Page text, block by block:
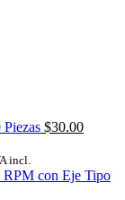
$30.00
incl.
con Eje Tipo